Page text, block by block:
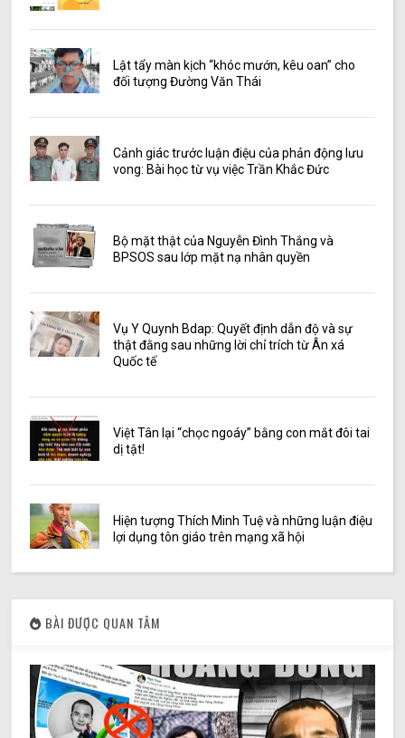
Lật tẩy màn kịch “khóc mướn, kêu oan” cho
đối tượng Đường Văn Thái
Cảnh giác trước luận điệu của phản động lưu
vong: Bài học từ vụ việc Trần Khắc Đức
Bộ mặt thật của Nguyễn Đình Thắng và
BPSOS sau lớp mặt nạ nhân quyền
Vụ Y Quynh Bdap: Quyết định dẫn độ và sự
thật đằng sau những lời chỉ trích từ Ân xá
Quốc tế
Việt Tân lại “chọc ngoáy” bằng con mắt đôi tai
dị tật!
Hiện tượng Thích Minh Tuệ và những luận điệu
lợi dụng tôn giáo trên mạng xã hội
BÀI ĐƯỢC QUAN TÂM